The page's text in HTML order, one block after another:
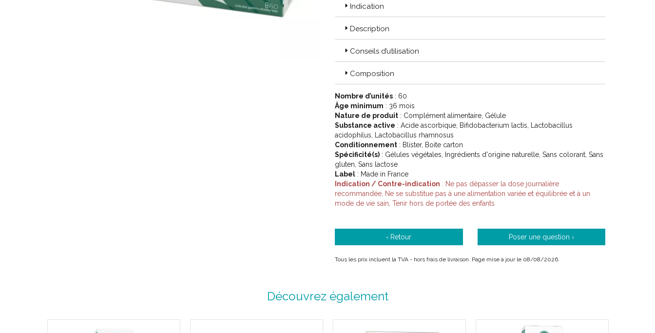
Indication
Description
Conseils d’utilisation
Composition
Nombre d’unités : 60
Âge minimum : 36 mois
Nature de produit : Complément alimentaire, Gélule
Substance active : Acide ascorbique, Bifidobacterium lactis, Lactobacillus
acidophilus, Lactobacillus rhamnosus
Conditionnement : Blister, Boite carton
Spécificité(s) : Gélules végétales, Ingrédients d'origine naturelle, Sans colorant, Sans
gluten, Sans lactose
Label : Made in France
Indication / Contre-indication : Ne pas dépasser la dose journalière
recommandée, Ne se substitue pas à une alimentation variée et équilibrée et à un
mode de vie sain, Tenir hors de portée des enfants
‹ Retour Poser une question ›
Tous les prix incluent la TVA - hors frais de livraison. Page mise à jour le 08/08/2026.
Découvrez également